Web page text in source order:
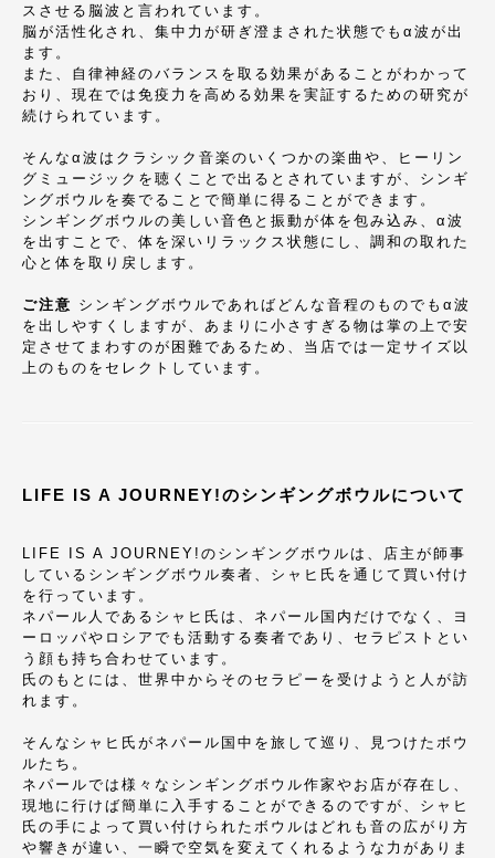
スさせる脳波と言われています。
脳が活性化され、集中力が研ぎ澄まされた状態でもα波が出
ます。
また、自律神経のバランスを取る効果があることがわかって
おり、現在では免疫力を高める効果を実証するための研究が
続けられています。
そんなα波はクラシック音楽のいくつかの楽曲や、ヒーリン
グミュージックを聴くことで出るとされていますが、シンギ
ングボウルを奏でることで簡単に得ることができます。
シンギングボウルの美しい音色と振動が体を包み込み、α波
を出すことで、体を深いリラックス状態にし、調和の取れた
心と体を取り戻します。
ご注意 シンギングボウルであればどんな音程のものでもα波
を出しやすくしますが、あまりに小さすぎる物は掌の上で安
定させてまわすのが困難であるため、当店では一定サイズ以
上のものをセレクトしています。
LIFE IS A JOURNEY!のシンギングボウルについて
LIFE IS A JOURNEY!のシンギングボウルは、店主が師事
しているシンギングボウル奏者、シャヒ氏を通じて買い付け
を行っています。
ネパール人であるシャヒ氏は、ネパール国内だけでなく、ヨ
ーロッパやロシアでも活動する奏者であり、セラピストとい
う顔も持ち合わせています。
氏のもとには、世界中からそのセラピーを受けようと人が訪
れます。
そんなシャヒ氏がネパール国中を旅して巡り、見つけたボウ
ルたち。
ネパールでは様々なシンギングボウル作家やお店が存在し、
現地に行けば簡単に入手することができるのですが、シャヒ
氏の手によって買い付けられたボウルはどれも音の広がり方
や響きが違い、一瞬で空気を変えてくれるような力がありま